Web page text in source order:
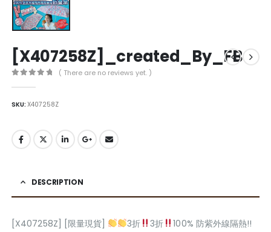
[X407258Z]_created_By_FB
( There are no reviews yet. )
SKU:X407258Z
DESCRIPTION
[X407258Z] [限量現貨] 3折 3折
100% 防紫外線隔熱!!